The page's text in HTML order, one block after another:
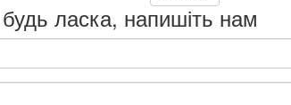
ласка, напишіть нам